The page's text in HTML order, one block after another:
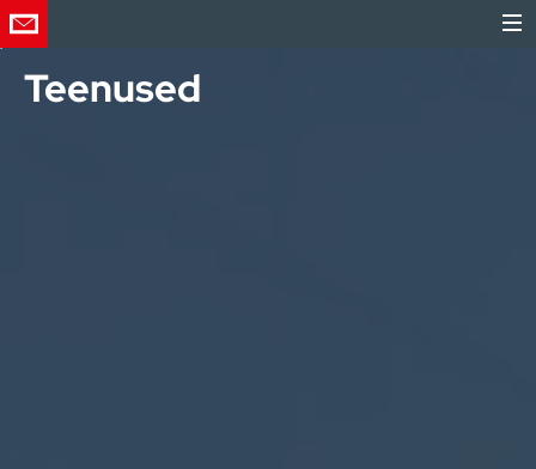
Teenused